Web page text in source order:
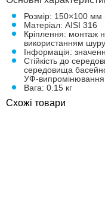
Розмір: 150×100
Матеріал: AISI 316
Кріплення: монтаж
використанням
Інформація:
Стійкість до
середовища
УФ-випромінювання
Вага: 0.15 кг
Схожі товари